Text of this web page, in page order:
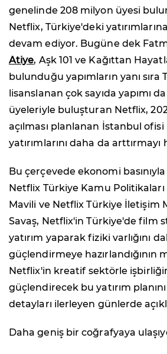
genelinde 208 milyon üyesi
Netflix, Türkiye'deki
devam ediyor. Bugüne dek
Atiye, Aşk 101 ve Kağıttan
bulunduğu yapımların yanı sıra
lisanslanan çok sayıda yapımı
üyeleriyle buluşturan Netflix,
açılması planlanan İstanbul
yatırımlarını daha da
Bu çerçevede ekonomi
Netflix Türkiye Kamu
Mavili ve Netflix Türkiye İletişim
Savaş, Netflix'in Türkiye'de film
yatırım yaparak fiziki varlığını
güçlendirmeye hazırlandığının
Netflix'in kreatif sektörle
güçlendirecek bu yatırım
detayları ilerleyen günlerde
Daha geniş bir coğrafyaya